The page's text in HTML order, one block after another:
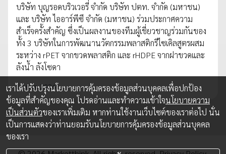
บริษัท บุญรอดบริวเวอรี่ จำกัด บริษัท ปตท. จำกัด (มหาชน)
และ บริษัท ไออาร์พีซี จำกัด (มหาชน) ร่วมประกาศความ
สำเร็จครั้งสำคัญ ซึ่งเป็นผลงานของทีมผู้เชี่ยวชาญร่วมกันของ
ทั้ง 3 บริษัทในการพัฒนานวัตกรรมพลาสติกรีไซเคิลสูตรผสม
ระหว่าง rPET จากขวดพลาสติก และ rHDPE จากฝาขวดและ
ลังน้ำ ลังโซดา
19 ก.พ. 2026
เราได้ปรับปรุงนโยบายการคุ้มครองข้อมูลส่วนบุคคลเพื่อปกป้อง
ข้อมูลที่สำคัญของคุณ โปรดอ่านและทำความเข้าใจนโยบายความ
เป็นส่วนตัวของเราเพิ่มเติม หากท่านใช้งานเว็บไซต์ของเราต่อไป นั่น
เป็นการแสดงว่าท่านยอมรับนโยบายการคุ้มครองข้อมูลส่วนบุคคล
ของเรา